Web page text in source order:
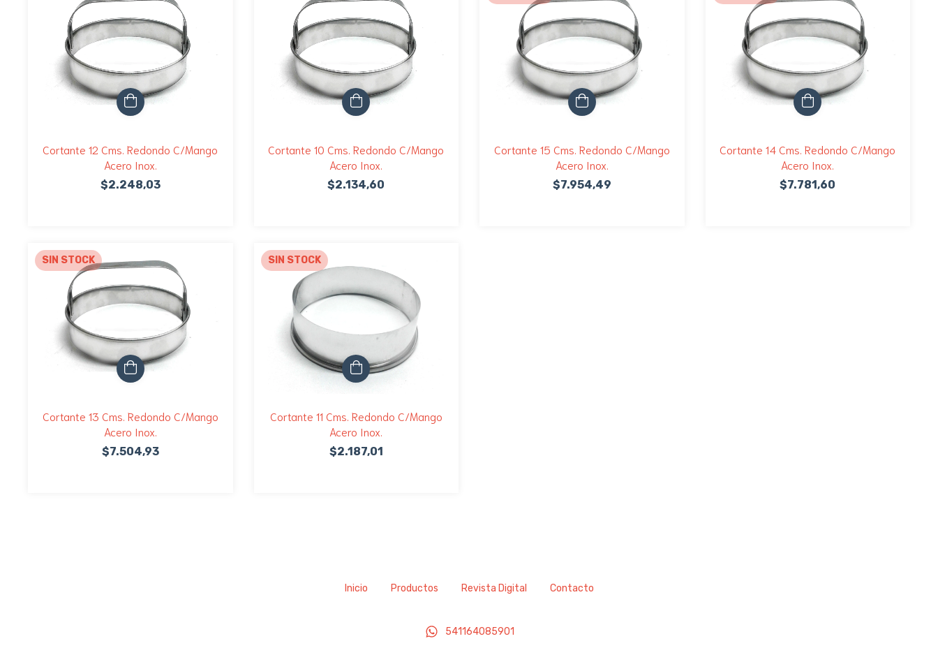
Cortante 12 Cms. Redondo C/Mango
Acero Inox.
$2.248,03
Cortante 10 Cms. Redondo C/Mango
Acero Inox.
$2.134,60
Cortante 15 Cms. Redondo C/Mango
Acero Inox.
$7.954,49
Cortante 14 Cms. Redondo C/Mango
Acero Inox.
$7.781,60
SIN STOCK
Cortante 13 Cms. Redondo C/Mango
Acero Inox.
$7.504,93
SIN STOCK
Cortante 11 Cms. Redondo C/Mango
Acero Inox.
$2.187,01
Inicio Productos Revista Digital Contacto
541164085901